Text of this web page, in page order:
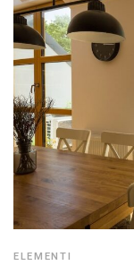
ELEMENTI